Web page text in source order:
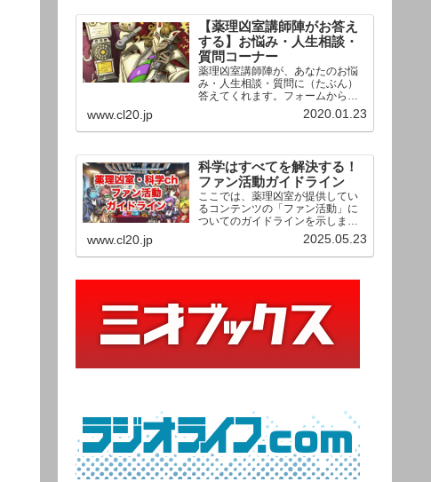
【薬理凶室講師陣がお答え
する】お悩み・人生相談・
質問コーナー
薬理凶室講師陣が、あなたのお悩
み・人生相談・質問に（たぶん）
答えてくれます。フォームからお
送りいただいた相談は、順次、動
画として公開される予定（時期未
定）！ どうぞお気軽にご質問く
www.cl20.jp 2020.01.23
科学はすべてを解決する！
ファン活動ガイドライン
ここでは、薬理凶室が提供してい
るコンテンツの「ファン活動」に
ついてのガイドラインを示しま
す。ご利用の場合は当ガイドライ
ンを遵守して頂けますよう、よろ
しくお願い申し上げます。
www.cl20.jp 2025.05.23